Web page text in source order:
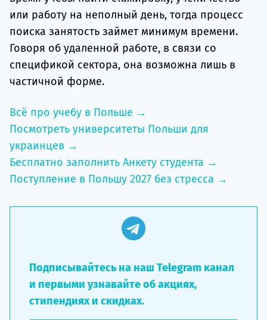
или работу на неполный день, тогда процесс
поиска занятость займет минимум времени.
Говоря об удаленной работе, в связи со
спецификой сектора, она возможна лишь в
частичной форме.
Всё про учебу в Польше →
Посмотреть университеты Польши для
украинцев →
Бесплатно заполнить Анкету студента →
Поступление в Польшу 2027 без стресса →
Подписывайтесь на наш Telegram канал
и первыми узнавайте об акциях,
стипендиях и скидках.